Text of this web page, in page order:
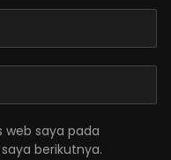
web saya pada
berikutnya.